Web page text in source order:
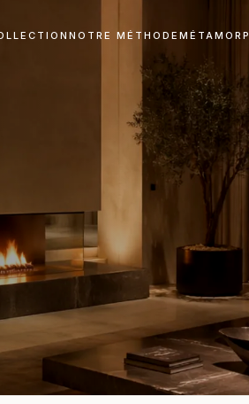
NOTRE MÉTHODE